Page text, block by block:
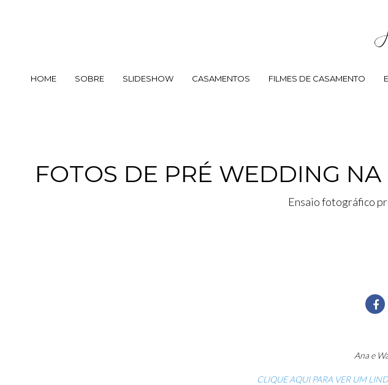
HOME SOBRE SLIDESHOW CASAMENTOS FILMES DE CASAMENTO
FOTOS DE PRÉ WEDDING
Ensaio fotográfico
Ana e
CLIQUE AQUI PARA VER UM